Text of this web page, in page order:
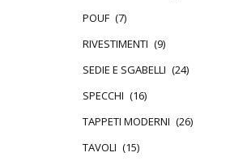
POUF (7)
RIVESTIMENTI (9)
SEDIE E SGABELLI (24)
SPECCHI (16)
TAPPETI MODERNI (26)
TAVOLI (15)